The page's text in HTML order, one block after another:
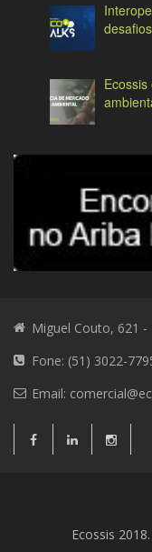
Miguel Couto, 621
Fone: (51) 3022-
Email:
Ecossis